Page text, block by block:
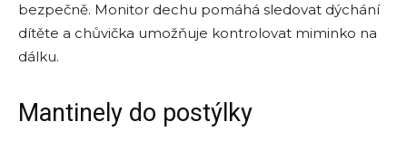
bezpečně. Monitor dechu pomáhá sledovat dýchání
dítěte a chůvička umožňuje kontrolovat miminko na
dálku.
Mantinely do postýlky